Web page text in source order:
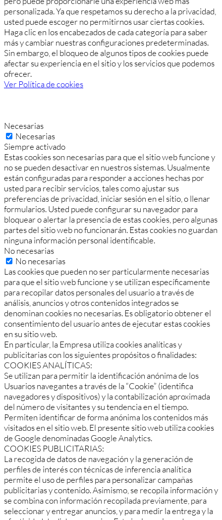
personalizada. Ya que respetamos su derecho a la privacidad,
usted puede escoger no permitirnos usar ciertas cookies.
Haga clic en los encabezados de cada categoría para saber
más y cambiar nuestras configuraciones predeterminadas.
Sin embargo, el bloqueo de algunos tipos de cookies puede
afectar su experiencia en el sitio y los servicios que podemos
ofrecer.
Ver Política de cookies
Necesarias
Necesarias
Siempre activado
Estas cookies son necesarias para que el sitio web funcione y
no se pueden desactivar en nuestros sistemas. Usualmente
están configuradas para responder a acciones hechas por
usted para recibir servicios, tales como ajustar sus
preferencias de privacidad, iniciar sesión en el sitio, o llenar
formularios. Usted puede configurar su navegador para
bloquear o alertar la presencia de estas cookies, pero algunas
partes del sitio web no funcionarán. Estas cookies no guardan
ninguna información personal identificable.
No necesarias
No necesarias
Las cookies que pueden no ser particularmente necesarias
para que el sitio web funcione y se utilizan específicamente
para recopilar datos personales del usuario a través de
análisis, anuncios y otros contenidos integrados se
denominan cookies no necesarias. Es obligatorio obtener el
consentimiento del usuario antes de ejecutar estas cookies
en su sitio web.
En particular, la Empresa utiliza cookies analíticas y
publicitarias con los siguientes propósitos o finalidades:
COOKIES ANALÍTICAS:
Se utilizan para permitir la identificación anónima de los
Usuarios navegantes a través de la “Cookie” (identifica
navegadores y dispositivos) y la contabilización aproximada
del número de visitantes y su tendencia en el tiempo.
Permiten identificar de forma anónima los contenidos más
visitados en el sitio web. El presente sitio web utiliza cookies
de Google denominadas Google Analytics.
COOKIES PUBLICITARIAS:
La recogida de datos de navegación y la generación de
perfiles de interés con técnicas de inferencia analítica
permite el uso de perfiles para personalizar campañas
publicitarias y contenido. Asimismo, se recopila información y
se combina con información recopilada previamente, para
seleccionar y entregar anuncios, y para medir la entrega y la